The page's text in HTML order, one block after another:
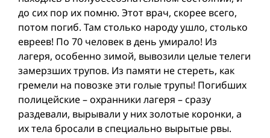
до сих пор их помню. Этот врач, скорее всего,
потом погиб. Там столько народy ушло, столько
евреев! По 70 человек в день умирало! Из
лагеря, особенно зимой, вывозили целые телеги
замерзших трупов. Из памяти не стереть, как
гремели на повозке эти голые трупы! Погибших
полицейские – охранники лагеря – сразу
раздевали, вырывали у них золотые коронки, а
их тела бросали в специально вырытые рвы.